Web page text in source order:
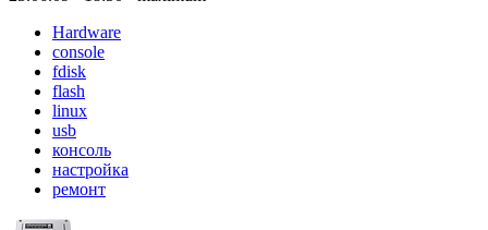
Hardware
console
fdisk
flash
linux
usb
консоль
настройка
ремонт